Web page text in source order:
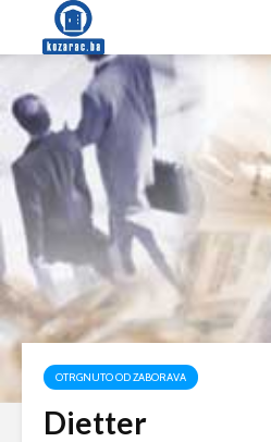
OTRGNUTO OD ZABORAVA
Dietter